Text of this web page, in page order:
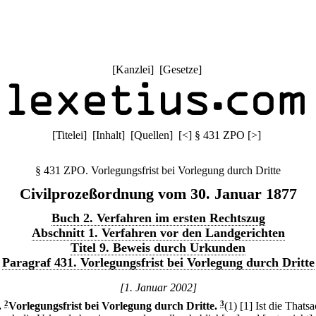
[Kanzlei] [Gesetze]
[Titelei] [Inhalt] [Quellen] [<] § 431 ZPO [>]
§ 431 ZPO. Vorlegungsfrist bei Vorlegung durch Dritte
Civilprozeßordnung vom 30. Januar 1877
Buch 2. Verfahren im ersten Rechtszug
Abschnitt 1. Verfahren vor den Landgerichten
Titel 9. Beweis durch Urkunden
Paragraf 431. Vorlegungsfrist bei Vorlegung durch Dritte
[1. Januar 2002]
2Vorlegungsfrist bei Vorlegung durch Dritte. 3(1) [1] Ist die